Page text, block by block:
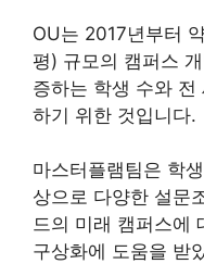
OU는 2017년부터
평) 규모의 캠퍼스
증하는 학생 수와 전
하기 위한 것입니다.
마스터플램팀은 학
상으로 다양한 설문
드의 미래 캠퍼스에
구상화에 도움을 받